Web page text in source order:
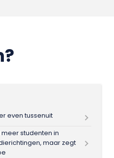
even tussenuit
studenten in
maar zegt